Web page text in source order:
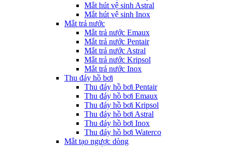
Mắt hút vệ sinh Astral
Mắt hút vệ sinh Inox
Mắt trả nước
Mắt trả nước Emaux
Mắt trả nước Pentair
Mắt trả nước Astral
Mắt trả nước Kripsol
Mắt trả nước Inox
Thu đáy hồ bơi
Thu đáy hồ bơi Pentair
Thu đáy hồ bơi Emaux
Thu đáy hồ bơi Kripsol
Thu đáy hồ bơi Astral
Thu đáy hồ bơi Inox
Thu đáy hồ bơi Waterco
Mắt tạo ngược dòng